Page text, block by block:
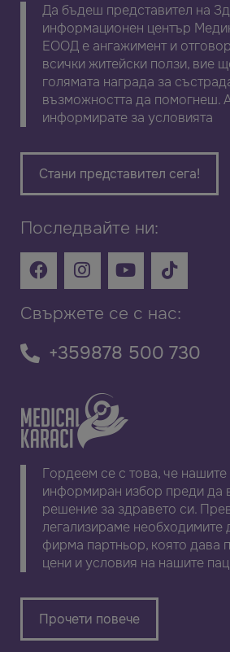
Да бъдеш представител на
информационен център
ЕООД е ангажимент и
всички житейски ползи, вие
голямата награда за
възможността да помогнеш.
информирате за условията
Стани представител сега!
Последвайте ни:
Свържете се с нас:
+359878 500 730
Гордеем се с това, че нашите
информиран избор преди да
решение за здравето си.
легализираме необходимите
фирма партньор, която дава
цени и условия на нашите
Прочети повече